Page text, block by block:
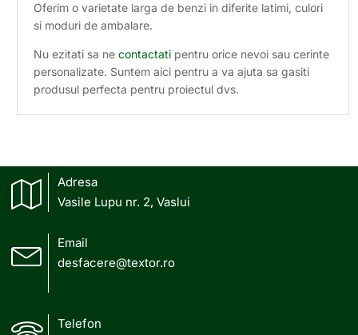
Oferim o varietate larga de benzi in diferite latimi, culori
si moduri de ambalare.
Nu ezitati sa necontactati pentru orice nevoi sau cerinte
personalizate. Suntem aici pentru a va ajuta sa gasiti
produsul perfecta pentru proiectul dvs.
Adresa
Vasile Lupu nr. 2, Vaslui
Email
desfacere@textor.ro
Telefon